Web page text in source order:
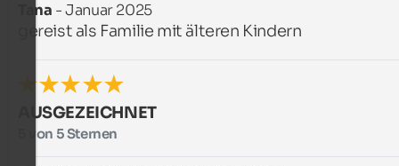
Tana - Januar 2025
gereist als Familie mit älteren Kindern
AUSGEZEICHNET
5 von 5 Sternen